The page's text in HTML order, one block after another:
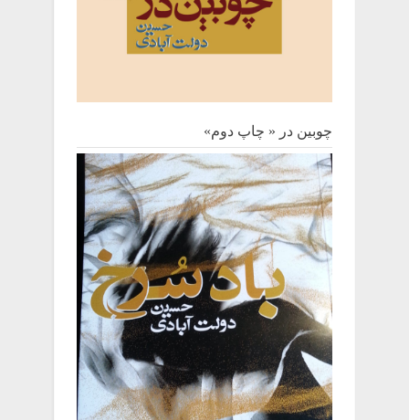
چوبین‌ در « چاپ دوم»